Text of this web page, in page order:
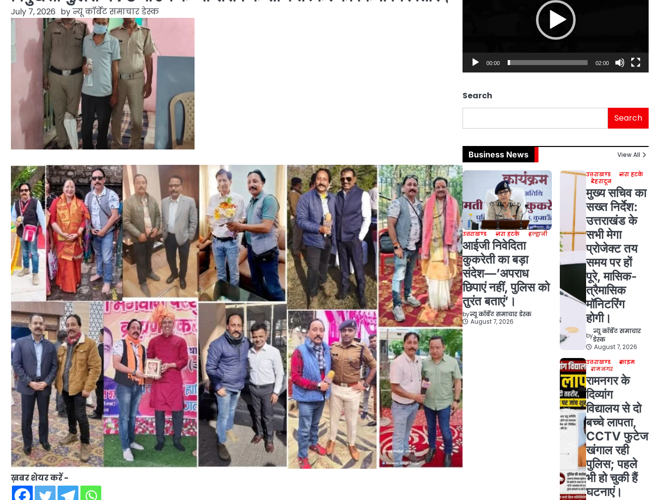
July 7, 2026 byन्यू कॉर्बेट समाचार डेस्क
ख़बर शेयर करें -
00:00 02:00
Search
Search
Business News View All
उत्तराखण्ड ज़रा हटके हल्द्वानी
आईजी निवेदिता
कुकरेती का बड़ा
संदेश—’अपराध
छिपाएं नहीं, पुलिस को
तुरंत बताएं’।
byन्यू कॉर्बेट समाचार डेस्क
August 7, 2026
उत्तराखण्ड
ज़रा हटके
देहरादून
मुख्य सचिव का
सख्त निर्देश:
उत्तराखंड के
सभी मेगा
प्रोजेक्ट तय
समय पर हों
पूरे, मासिक-
त्रैमासिक
मॉनिटरिंग
होगी।
by
न्यू कॉर्बेट समाचार
डेस्क
August 7, 2026
उत्तराखण्ड
क्राइम
रामनगर
रामनगर के
दिव्यांग
विद्यालय से दो
बच्चे लापता,
CCTV फुटेज
खंगाल रही
पुलिस; पहले
भी हो चुकी हैं
घटनाएं।